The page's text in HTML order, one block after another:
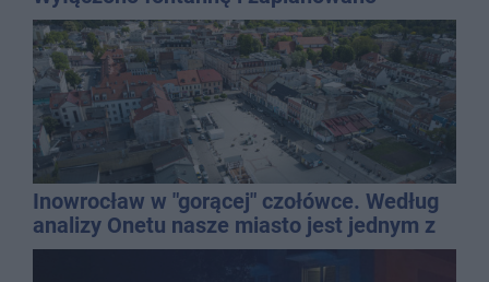
dolewkę
Inowrocław w "gorącej" czołówce. Według
analizy Onetu nasze miasto jest jednym z
najbardziej narażonych na upały